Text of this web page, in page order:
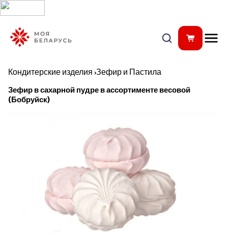
Кондитерские изделия ›Зефир и Пастила
Зефир в сахарной пудре в ассортименте весовой
(Бобруйск)